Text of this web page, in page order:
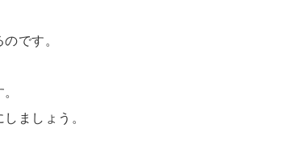
です。
ましょう。